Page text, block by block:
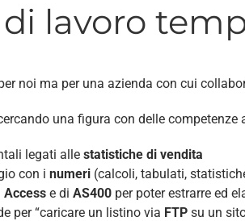
lavoro
noi ma per una azienda con cui
una figura con delle competenze
legati alle statistiche di vendita
con i numeri (calcoli, tabulati,
Access e di AS400 per poter estrarre ed
per “caricare un listino via FTP su un